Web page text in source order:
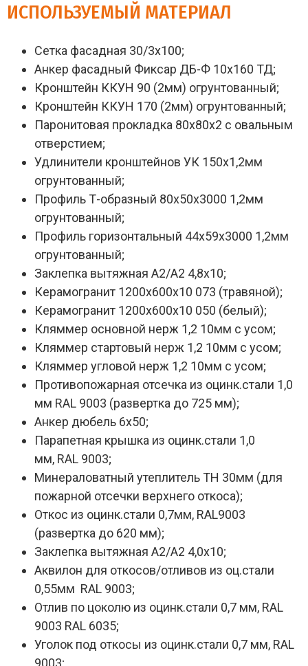
ИСПОЛЬЗУЕМЫЙ МАТЕРИАЛ
Сетка фасадная 30/3x100;
Анкер фасадный Фиксар ДБ-Ф 10х160 ТД;
Кронштейн ККУН 90 (2мм) огрунтованный;
Кронштейн ККУН 170 (2мм) огрунтованный;
Паронитовая прокладка 80х80х2 с овальным
отверстием;
Удлинители кронштейнов УК 150х1,2мм
огрунтованный;
Профиль Т-образный 80х50х3000 1,2мм
огрунтованный;
Профиль горизонтальный 44х59х3000 1,2мм
огрунтованный;
Заклепка вытяжная А2/А2 4,8х10;
Керамогранит 1200х600х10 073 (травяной);
Керамогранит 1200х600х10 050 (белый);
Кляммер основной нерж 1,2 10мм с усом;
Кляммер стартовый нерж 1,2 10мм с усом;
Кляммер угловой нерж 1,2 10мм с усом;
Противопожарная отсечка из оцинк.стали 1,0
мм RAL 9003 (развертка до 725 мм);
Анкер дюбель 6х50;
Парапетная крышка из оцинк.стали 1,0
мм, RAL 9003;
Минераловатный утеплитель ТН 30мм (для
пожарной отсечки верхнего откоса);
Откос из оцинк.стали 0,7мм, RAL9003
(развертка до 620 мм);
Заклепка вытяжная А2/А2 4,0х10;
Аквилон для откосов/отливов из оц.стали
0,55мм RAL 9003;
Отлив по цоколю из оцинк.стали 0,7 мм, RAL
9003 RAL 6035;
Уголок под откосы из оцинк.стали 0,7 мм, RAL
9003;